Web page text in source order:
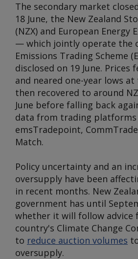
The secondary market
18 June, the New Zealand
(NZX) and European Energy
— which jointly operate the
Emissions Trading Scheme
disclosed on 19 June. Prices
and neared one-year lows
then recovered to around
June before falling back
data from trading platforms
emsTradepoint,
Match.
Policy uncertainty and an
oversupply have been
in recent months. New
government has until
whether it will follow advice
country's Climate Change
to reduce auction volumes
oversupply.